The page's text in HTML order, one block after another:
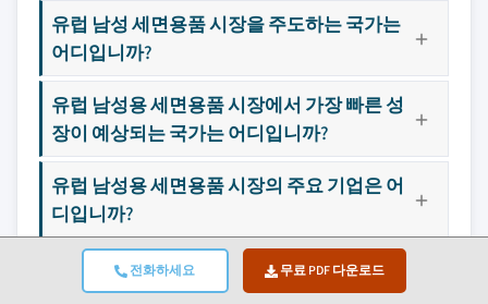
전화하세요 무료 PDF 다운로드
유럽 남성 세면용품 시장을 주도하는 국가는
어디입니까?
유럽 남성용 세면용품 시장에서 가장 빠른 성
장이 예상되는 국가는 어디입니까?
유럽 남성용 세면용품 시장의 주요 기업은 어
디입니까?
퍼스널 케어 제품 시장에서 어떤 제품 유형
부문이 가장 큰 비중을 차지합니까?